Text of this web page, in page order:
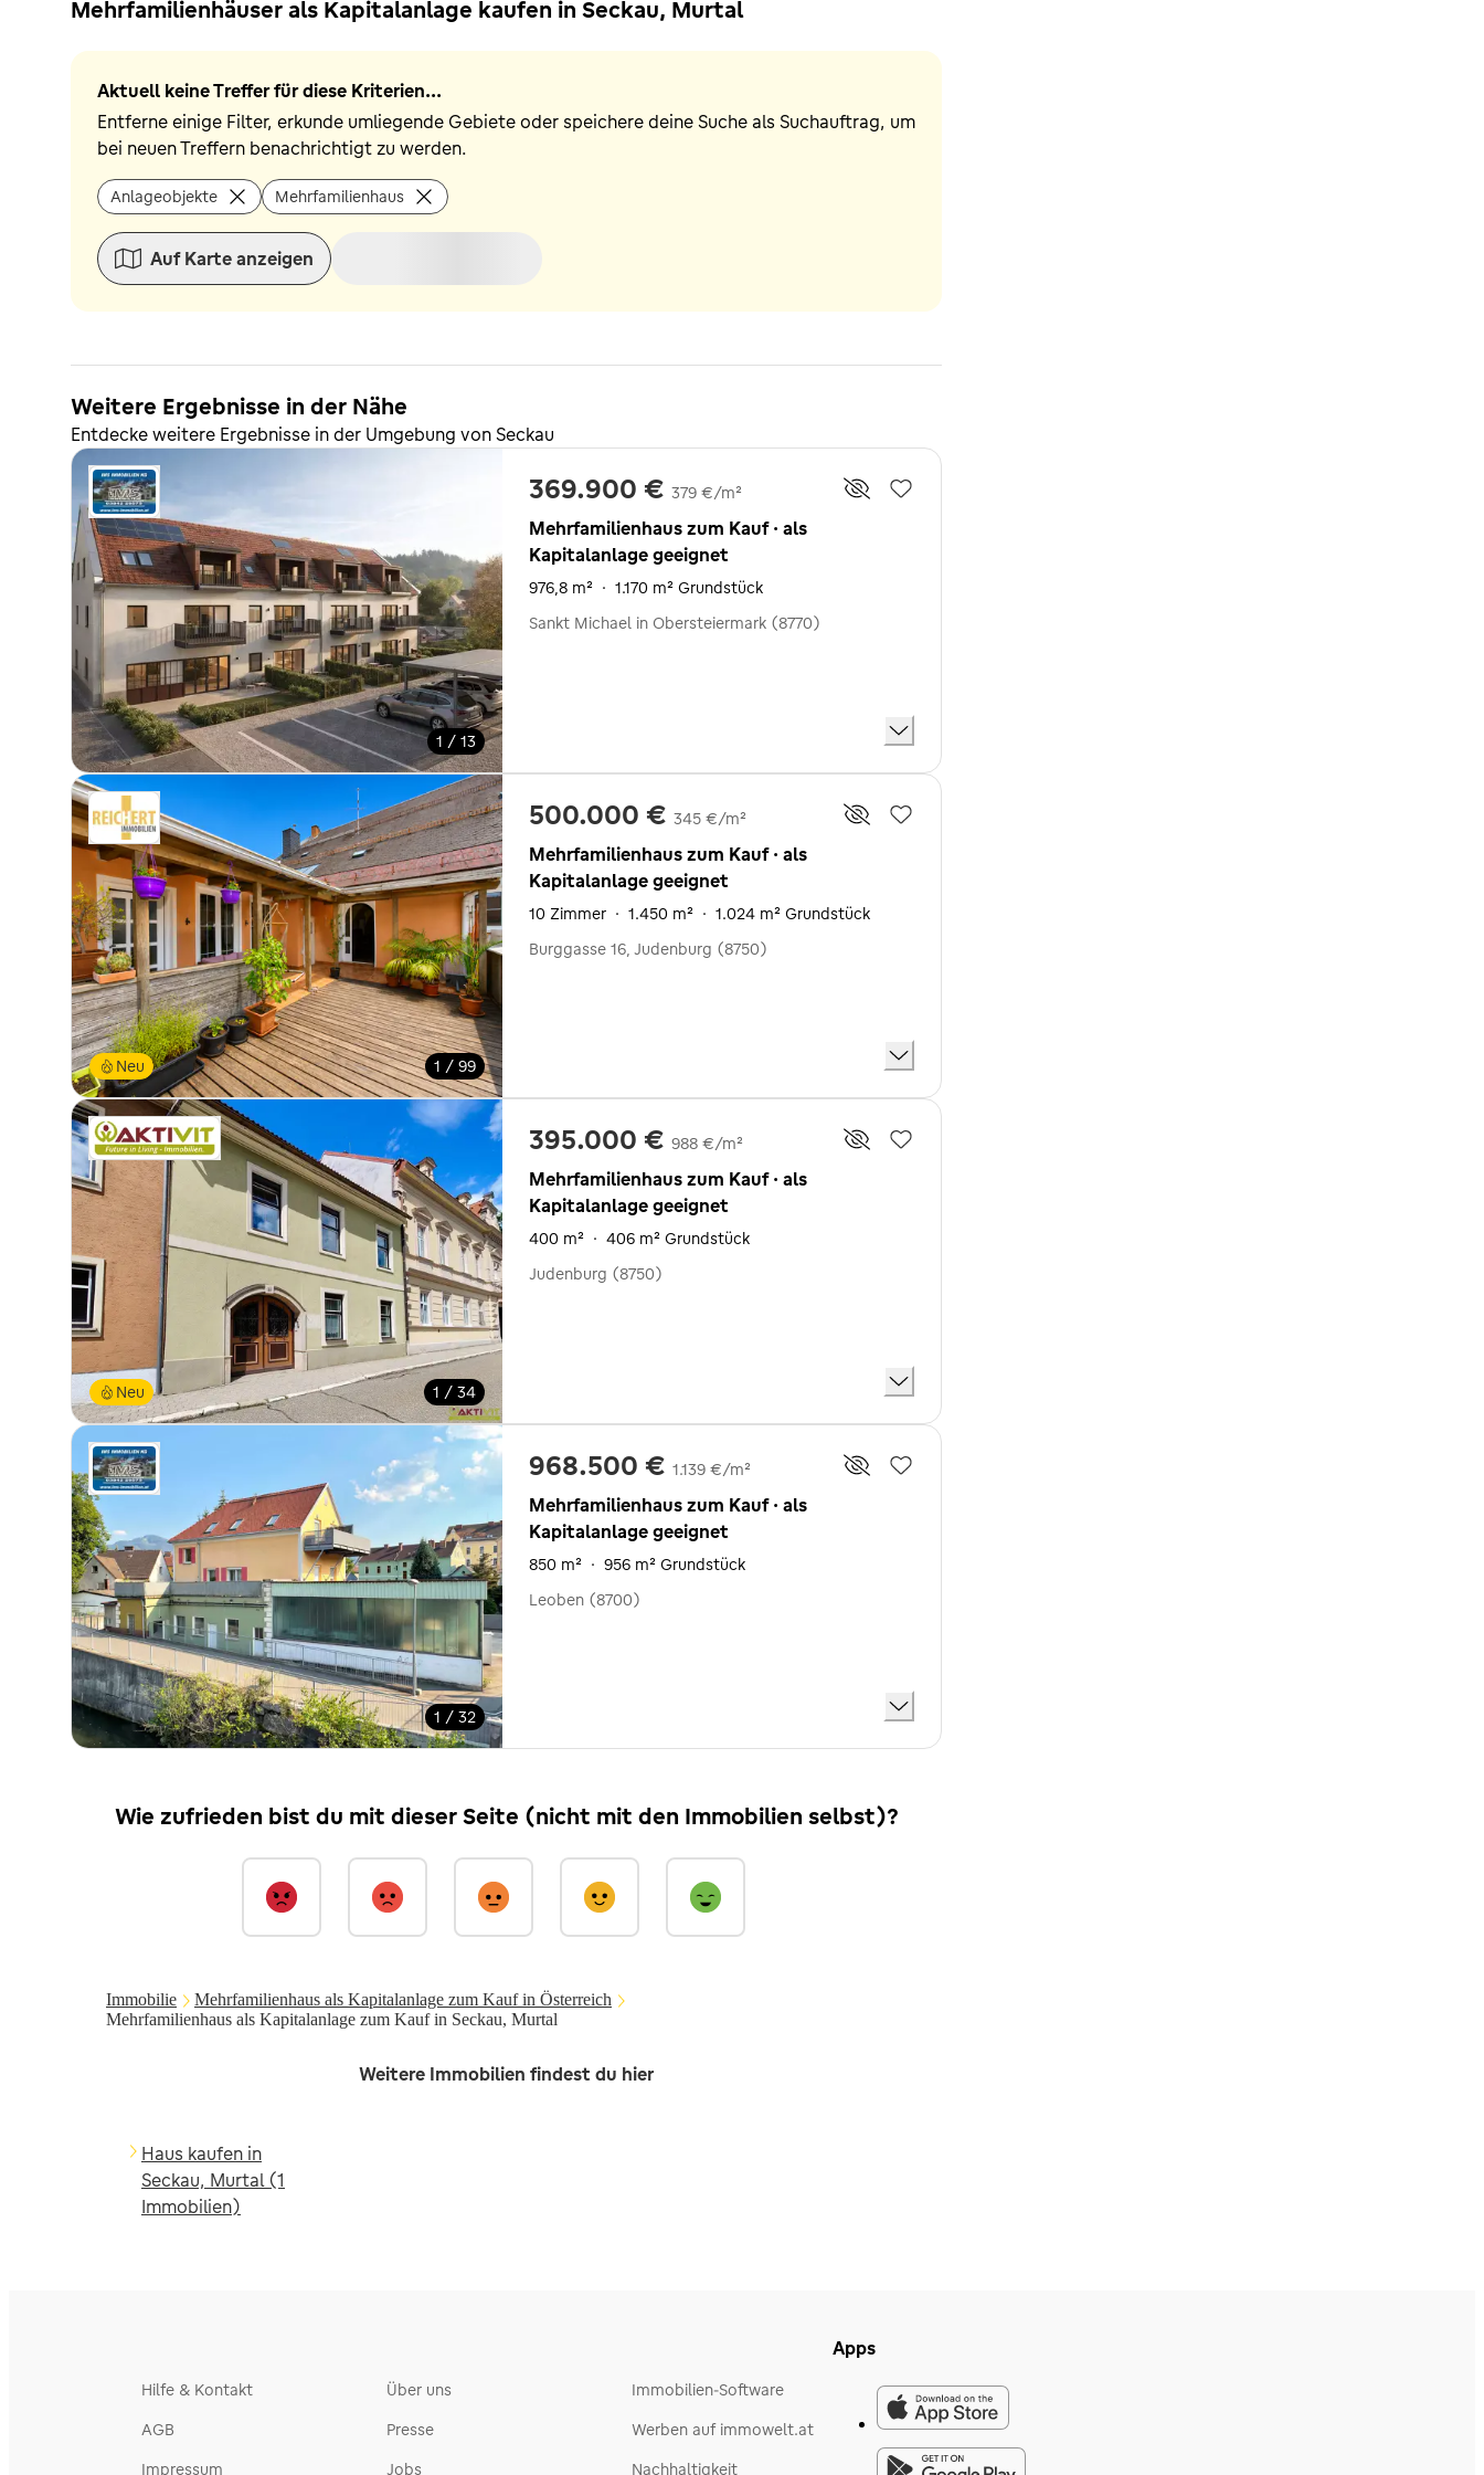
Mehrfamilienhäuser als Kapitalanlage kaufen in Seckau, Murtal
Aktuell keine Treffer für diese Kriterien...
Entferne einige Filter, erkunde umliegende Gebiete oder speichere deine Suche als Suchauftrag, um
bei neuen Treffern benachrichtigt zu werden.
Anlageobjekte Mehrfamilienhaus
Auf Karte anzeigen
Weitere Ergebnisse in der Nähe
Entdecke weitere Ergebnisse in der Umgebung von Seckau
1 / 13
369.900 € 379 €/m²
Mehrfamilienhaus zum Kauf · als
Kapitalanlage geeignet
976,8 m² · 1.170 m² Grundstück
Sankt Michael in Obersteiermark (8770)
1 / 99
Neu
500.000 € 345 €/m²
Mehrfamilienhaus zum Kauf · als
Kapitalanlage geeignet
10 Zimmer · 1.450 m² · 1.024 m² Grundstück
Burggasse 16, Judenburg (8750)
1 / 34
Neu
395.000 € 988 €/m²
Mehrfamilienhaus zum Kauf · als
Kapitalanlage geeignet
400 m² · 406 m² Grundstück
Judenburg (8750)
1 / 32
968.500 € 1.139 €/m²
Mehrfamilienhaus zum Kauf · als
Kapitalanlage geeignet
850 m² · 956 m² Grundstück
Leoben (8700)
Wie zufrieden bist du mit dieser Seite (nicht mit den Immobilien selbst)?
Immobilie
Mehrfamilienhaus als Kapitalanlage zum Kauf in Österreich
Mehrfamilienhaus als Kapitalanlage zum Kauf in Seckau, Murtal
Weitere Immobilien findest du hier
Haus kaufen in
Seckau, Murtal (1
Immobilien)
Hilfe & Kontakt
AGB
Impressum
Über uns
Presse
Jobs
Immobilien-Software
Werben auf immowelt.at
Nachhaltigkeit
Apps